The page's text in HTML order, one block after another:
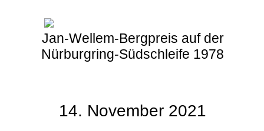
Jan-Wellem-Bergpreis auf der
Nürburgring-Südschleife 1978
14. November 2021